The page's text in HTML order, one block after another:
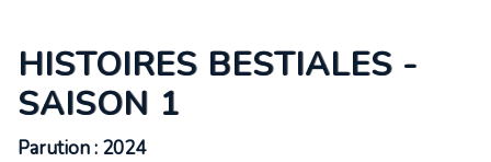
HISTOIRES BESTIALES -
SAISON 1
Parution : 2024